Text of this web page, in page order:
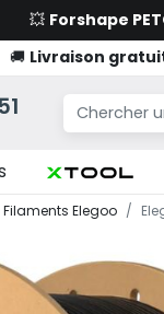
💥 Forshape
🚚 Livraison
Filaments Elegoo